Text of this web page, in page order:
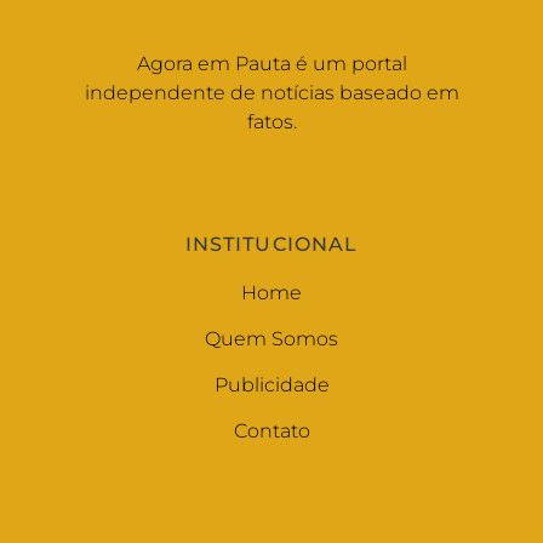
Agora em Pauta é um portal
independente de notícias baseado em
fatos.
INSTITUCIONAL
Home
Quem Somos
Publicidade
Contato